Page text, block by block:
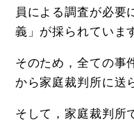
員による調査が必要
義」が採られていま
そのため，全ての事
から家庭裁判所に送
そして，家庭裁判所